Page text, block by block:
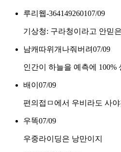
루리웹-364149260107/09
기상청: 구라청이라고 안믿
남캐따위개나줘버려07/09
인간이 하늘을 예측에 100%
배이 07/09
편의접ㅁ에서 우비라도 사야
우똑07/09
우중라이딩은 낭만이지